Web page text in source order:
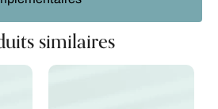
similaires